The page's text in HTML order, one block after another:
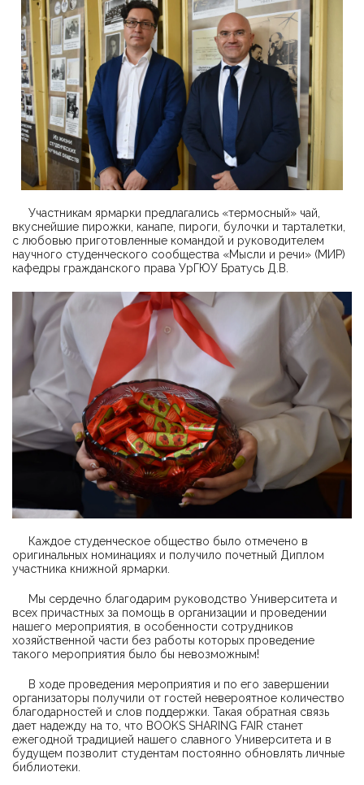
Участникам ярмарки предлагались «термосный» чай,
вкуснейшие пирожки, канапе, пироги, булочки и тарталетки,
с любовью приготовленные командой и руководителем
научного студенческого сообщества «Мысли и речи» (МИР)
кафедры гражданского права УрГЮУ Братусь Д.В.
Каждое студенческое общество было отмечено в
оригинальных номинациях и получило почетный Диплом
участника книжной ярмарки.
Мы сердечно благодарим руководство Университета и
всех причастных за помощь в организации и проведении
нашего мероприятия, в особенности сотрудников
хозяйственной части без работы которых проведение
такого мероприятия было бы невозможным!
В ходе проведения мероприятия и по его завершении
организаторы получили от гостей невероятное количество
благодарностей и слов поддержки. Такая обратная связь
дает надежду на то, что BOOKS SHARING FAIR станет
ежегодной традицией нашего славного Университета и в
будущем позволит студентам постоянно обновлять личные
библиотеки.